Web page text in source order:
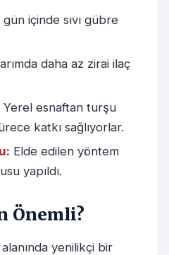
içinde sıvı gübre
daha az zirai ilaç
Yerel esnaftan turşu
katkı sağlıyorlar.
Elde edilen yöntem
yapıldı.
Önemli?
yenilikçi bir